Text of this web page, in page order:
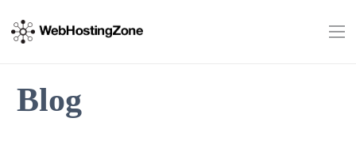
Blog